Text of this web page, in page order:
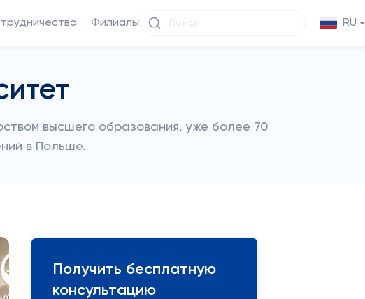
Филиалы RU
высшего образования, уже более 70
в Польше.
Получить бесплатную
консультацию